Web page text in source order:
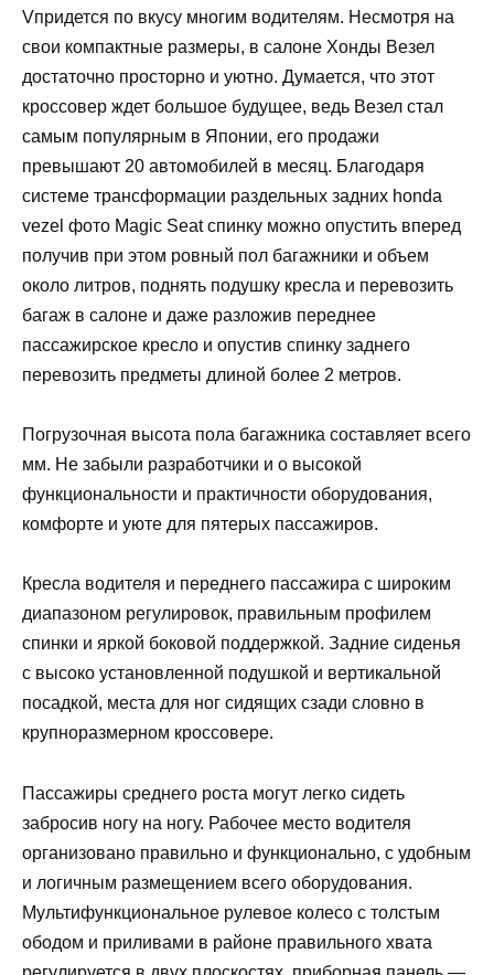
Vпридется по вкусу многим водителям. Несмотря на
свои компактные размеры, в салоне Хонды Везел
достаточно просторно и уютно. Думается, что этот
кроссовер ждет большое будущее, ведь Везел стал
самым популярным в Японии, его продажи
превышают 20 автомобилей в месяц. Благодаря
системе трансформации раздельных задних honda
vezel фото Magic Seat спинку можно опустить вперед
получив при этом ровный пол багажники и объем
около литров, поднять подушку кресла и перевозить
багаж в салоне и даже разложив переднее
пассажирское кресло и опустив спинку заднего
перевозить предметы длиной более 2 метров.
Погрузочная высота пола багажника составляет всего
мм. Не забыли разработчики и о высокой
функциональности и практичности оборудования,
комфорте и уюте для пятерых пассажиров.
Кресла водителя и переднего пассажира с широким
диапазоном регулировок, правильным профилем
спинки и яркой боковой поддержкой. Задние сиденья
с высоко установленной подушкой и вертикальной
посадкой, места для ног сидящих сзади словно в
крупноразмерном кроссовере.
Пассажиры среднего роста могут легко сидеть
забросив ногу на ногу. Рабочее место водителя
организовано правильно и функционально, с удобным
и логичным размещением всего оборудования.
Мультифункциональное рулевое колесо с толстым
ободом и приливами в районе правильного хвата